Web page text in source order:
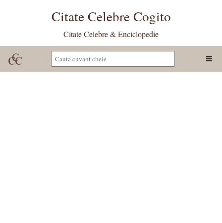
Citate Celebre Cogito
Citate Celebre & Enciclopedie